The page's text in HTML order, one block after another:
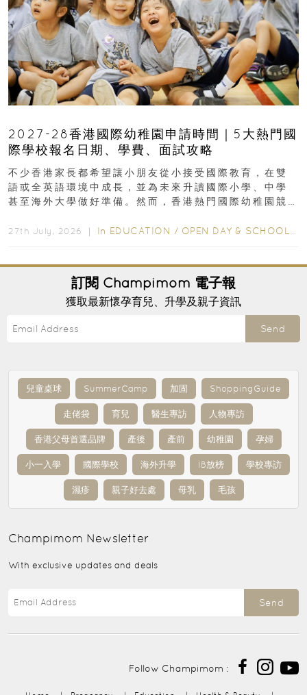
2027-28香港國際幼稚園申請時間｜5大熱門國
際學校報名日期、學費、面試攻略
不少香港家長都希望讓小朋友從小接受國際教育，在雙
語或全英語環境中成長，並為未來升讀國際小學、中學
甚至海外大學做好準備。然而，香港熱門國際幼稚園競
27th July, 2026 ｜ In EDUCATION / OPEN DAY & SCHOOL EVENTS
訂閱 Champimom 電子報
獲取最新懷孕育兒、升學及親子資訊
Send
兒童桌球 SummerCamp 加固 ShoppingGuide
走佬袋 育兒 醫生專訪 人物專訪
香港父母首選品牌 產後 產前 幼稚園 孕婦
小一入學 國際學校 海外升學 IB放榜 學校專訪
濕疹 親子好去處 母乳 毛孩
Champimom Newsletter
With exclusive updates and deals
Send
Follow Champimom :